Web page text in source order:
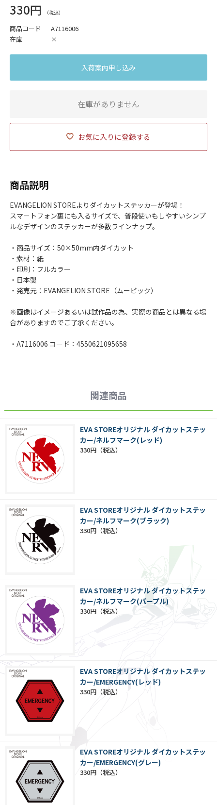
330円
商品コード
A7116006
在庫
×
お気に入りに登録する
入荷案内申し込み
在庫がありません
商品説明
EVANGELION STOREよりダイカットステッカーが登場！
スマートフォン裏にも入るサイズで、普段使いもしやすいシンプ
ルなデザインのステッカーが多数ラインナップ。
・商品サイズ：50×50mm内ダイカット
・素材：紙
・印刷：フルカラー
・日本製
・発売元：EVANGELION STORE（ムービック）
※画像はイメージあるいは試作品の為、実際の商品とは異なる場
合がありますのでご了承ください。
・A7116006 コード：4550621095658
関連商品
EVA STOREオリジナル ダイカットステッ
カー/ネルフマーク(レッド)
330円
EVA STOREオリジナル ダイカットステッ
カー/ネルフマーク(ブラック)
330円
EVA STOREオリジナル ダイカットステッ
カー/ネルフマーク(パープル)
330円
EVA STOREオリジナル ダイカットステッ
カー/EMERGENCY(レッド)
330円
EVA STOREオリジナル ダイカットステッ
カー/EMERGENCY(グレー)
330円